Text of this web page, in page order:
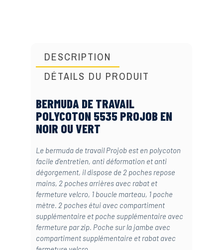
DESCRIPTION
DÉTAILS DU PRODUIT
BERMUDA DE TRAVAIL
POLYCOTON 5535 PROJOB EN
NOIR OU VERT
Le bermuda de travail Projob est en polycoton
facile d'entretien, anti déformation et anti
dégorgement, il dispose de 2 poches repose
mains, 2 poches arrières avec rabat et
fermeture velcro, 1 boucle marteau, 1 poche
mètre. 2 poches étui avec compartiment
supplémentaire et poche supplémentaire avec
fermeture par zip. Poche sur la jambe avec
compartiment supplémentaire et rabat avec